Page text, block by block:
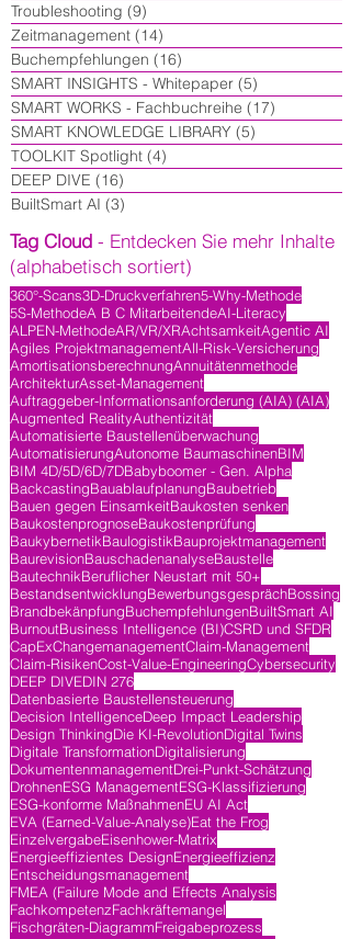
Troubleshooting (9)
Zeitmanagement (14)
Buchempfehlungen (16)
SMART INSIGHTS - Whitepaper (5)
SMART WORKS - Fachbuchreihe (17)
SMART KNOWLEDGE LIBRARY (5)
TOOLKIT Spotlight (4)
DEEP DIVE (16)
BuiltSmart AI (3)
Tag Cloud - Entdecken Sie mehr Inhalte
(alphabetisch sortiert)
360°-Scans3D-Druckverfahren5-Why-Methode
5S-MethodeA B C MitarbeitendeAI-Literacy
ALPEN-MethodeAR/VR/XRAchtsamkeitAgentic AI
Agiles ProjektmanagementAll-Risk-Versicherung
AmortisationsberechnungAnnuitätenmethode
ArchitekturAsset-Management
Auftraggeber-Informationsanforderung (AIA) (AIA)
Augmented RealityAuthentizität
Automatisierte Baustellenüberwachung
AutomatisierungAutonome BaumaschinenBIM
BIM 4D/5D/6D/7DBabyboomer - Gen. Alpha
BackcastingBauablaufplanungBaubetrieb
Bauen gegen EinsamkeitBaukosten senken
BaukostenprognoseBaukostenprüfung
BaukybernetikBaulogistikBauprojektmanagement
BaurevisionBauschadenanalyseBaustelle
BautechnikBeruflicher Neustart mit 50+
BestandsentwicklungBewerbungsgesprächBossing
BrandbekänpfungBuchempfehlungenBuiltSmart AI
BurnoutBusiness Intelligence (BI)CSRD und SFDR
CapExChangemanagementClaim-Management
Claim-RisikenCost-Value-EngineeringCybersecurity
DEEP DIVEDIN 276
Datenbasierte Baustellensteuerung
Decision IntelligenceDeep Impact Leadership
Design ThinkingDie KI-RevolutionDigital Twins
Digitale TransformationDigitalisierung
DokumentenmanagementDrei-Punkt-Schätzung
DrohnenESG ManagementESG-Klassifizierung
ESG-konforme MaßnahmenEU AI Act
EVA (Earned-Value-Analyse)Eat the Frog
EinzelvergabeEisenhower-Matrix
Energieeffizientes DesignEnergieeffizienz
Entscheidungsmanagement
FMEA (Failure Mode and Effects Analysis
FachkompetenzFachkräftemangel
Fischgräten-DiagrammFreigabeprozess